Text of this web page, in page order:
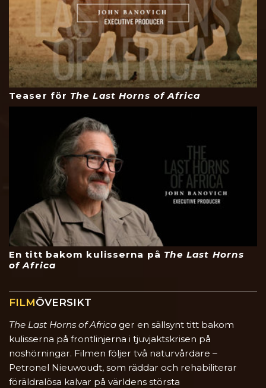
Teaser för The Last Horns of Africa
En titt bakom kulisserna på The Last Horns
of Africa
FILMÖVERSIKT
The Last Horns of Africa ger en sällsynt titt bakom
kulisserna på frontlinjerna i tjuvjaktskrisen på
noshörningar. Filmen följer två naturvårdare –
Petronel Nieuwoudt, som räddar och rehabiliterar
föräldralösa kalvar på världens största